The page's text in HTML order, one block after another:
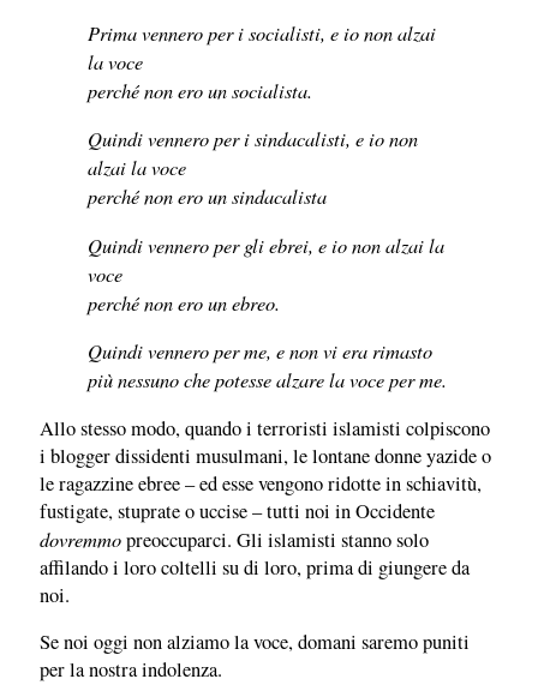
Prima vennero per i socialisti, e io non alzai
la voce
perché non ero un socialista.
Quindi vennero per i sindacalisti, e io non
alzai la voce
perché non ero un sindacalista
Quindi vennero per gli ebrei, e io non alzai la
voce
perché non ero un ebreo.
Quindi vennero per me, e non vi era rimasto
più nessuno che potesse alzare la voce per me.
Allo stesso modo, quando i terroristi islamisti colpiscono
i blogger dissidenti musulmani, le lontane donne yazide o
le ragazzine ebree – ed esse vengono ridotte in schiavitù,
fustigate, stuprate o uccise – tutti noi in Occidente
dovremmopreoccuparci. Gli islamisti stanno solo
affilando i loro coltelli su di loro, prima di giungere da
noi.
Se noi oggi non alziamo la voce, domani saremo puniti
per la nostra indolenza.